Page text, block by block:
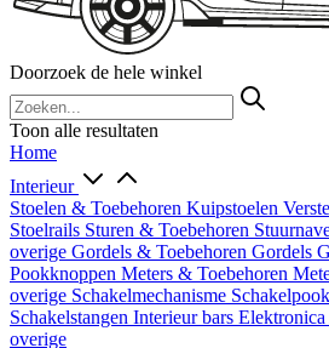
Doorzoek de hele winkel
Toon alle resultaten
Home
Interieur
Stoelen & Toebehoren Kuipstoelen
Stoelrails Sturen & Toebehoren
overige Gordels & Toebehoren Gordels
Pookknoppen Meters & Toebehoren
overige Schakelmechanisme Schakelpook
Schakelstangen Interieur bars Elektronica
overige